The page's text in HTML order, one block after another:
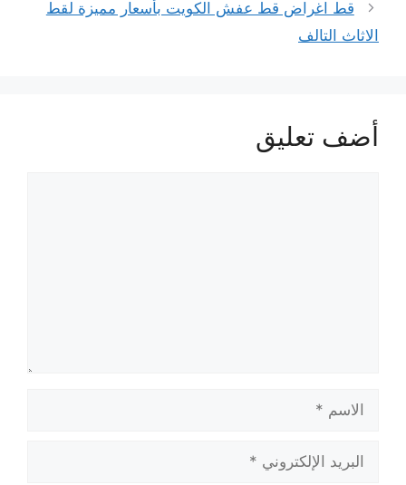
قط اغراض قط عفش الكويت بأسعار مميزة لقط
الاثاث التالف
أضف تعليق
الاسم
البريد
الإلكتروني